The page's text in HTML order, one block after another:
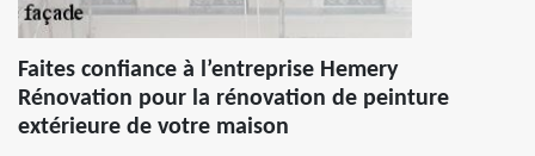
Faites confiance à l’entreprise Hemery
Rénovation pour la rénovation de peinture
extérieure de votre maison